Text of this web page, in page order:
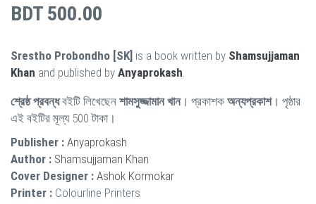
BDT 500.00
Srestho Probondho [SK] is a book written by Shamsujjaman
Khan and published by Anyaprokash
শ্রেষ্ঠ প্রবন্ধবইটি লিখেছেন শামসুজ্জামান খান। প্রকাশক অন্যপ্রকাশ। পৃষ্ঠার
এই বইটির মূল্য 500 টাকা।
Publisher : Anyaprokash
Author : Shamsujjaman Khan
Cover Designer : Ashok Kormokar
Printer : Colourline Printers